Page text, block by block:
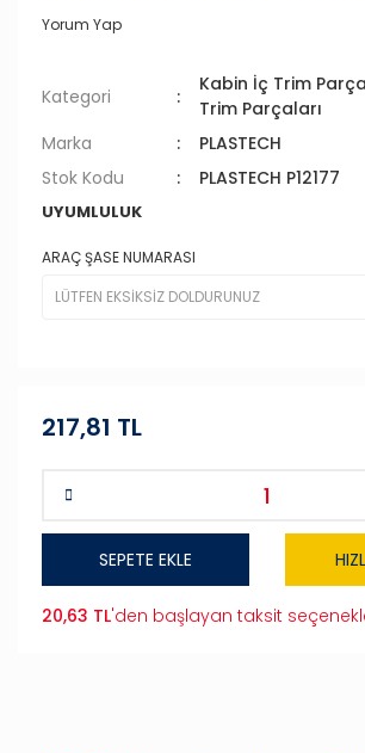
Yorum Yap
Kategori
Kabin İç Trim
Trim Parçaları
Marka
PLASTECH
Stok Kodu
PLASTECH P12177
UYUMLULUK
ARAÇ ŞASE NUMARASI
217,81 TL
SEPETE EKLE
20,63 TL'den başlayan taksit